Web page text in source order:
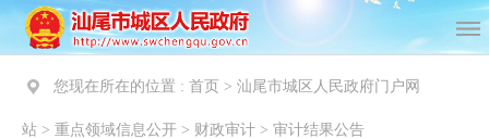
您现在所在的位置 : 首页 > 汕尾市城区人民政府门户网
站 > 重点领域信息公开 > 财政审计 > 审计结果公告